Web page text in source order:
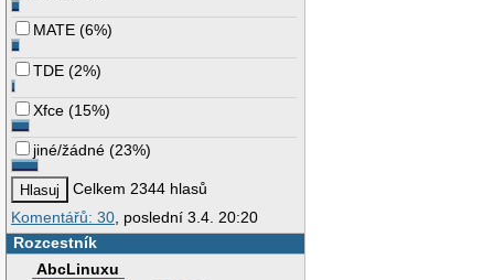
MATE (6%)
TDE (2%)
Xfce (15%)
jiné/žádné (23%)
Celkem 2344 hlasů
Komentářů: 30 , poslední 3.4. 20:20
Rozcestník
AbcLinuxu